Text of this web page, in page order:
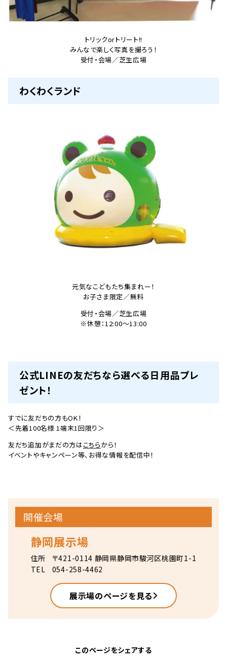
トリックorトリート!!
みんなで楽しく写真を撮ろう！
受付・会場／芝生広場
わくわくランド
元気なこどもたち集まれー！
お子さま限定／無料
受付・会場／芝生広場
※休憩：12:00〜13:00
公式LINEの友だちなら選べる日用品プレ
ゼント！
すでに友だちの方もOK！
＜先着100名様 1端末1回限り＞
友だち追加がまだの方はこちらから！
イベントやキャンペーン等、お得な情報を配信中！
開催会場
静岡展示場
住所
〒421-0114 静岡県静岡市駿河区桃園町1-1
TEL
054-258-4462
展示場のページを見る
このページをシェアする